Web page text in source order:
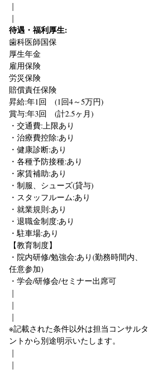
｜
｜
待遇・福利厚生:
歯科医師国保
厚生年金
雇用保険
労災保険
賠償責任保険
昇給:年1回　(1回4～5万円)
賞与:年3回　(計2.5ヶ月)
・交通費:上限あり
・治療費控除:あり
・健康診断:あり
・各種予防接種:あり
・家賃補助:あり
・制服、シューズ(貸与)
・スタッフルーム:あり
・就業規則:あり
・退職金制度:あり
・駐車場:あり
【教育制度】
・院内研修/勉強会:あり(勤務時間内、
任意参加)
・学会/研修会/セミナー出席可
｜
｜
｜
※記載された条件以外は担当コンサルタ
ントから別途明示いたします。
｜
｜